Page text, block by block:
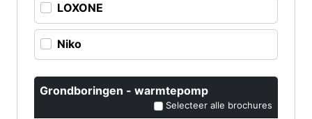
LOXONE
Niko
Grondboringen - warmtepomp
Selecteer alle brochures